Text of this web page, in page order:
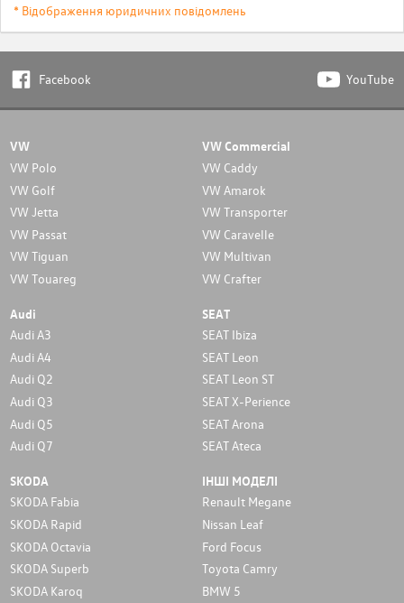
* Відображення юридичних повідомлень
Facebook YouTube
VW
VW Polo
VW Golf
VW Jetta
VW Passat
VW Tiguan
VW Touareg
VW Commercial
VW Caddy
VW Amarok
VW Transporter
VW Caravelle
VW Multivan
VW Crafter
Audi
Audi A3
Audi A4
Audi Q2
Audi Q3
Audi Q5
Audi Q7
SEAT
SEAT Ibiza
SEAT Leon
SEAT Leon ST
SEAT X-Perience
SEAT Arona
SEAT Ateca
SKODA
SKODA Fabia
SKODA Rapid
SKODA Octavia
SKODA Superb
SKODA Karoq
ІНШІ МОДЕЛІ
Renault Megane
Nissan Leaf
Ford Focus
Toyota Camry
BMW 5